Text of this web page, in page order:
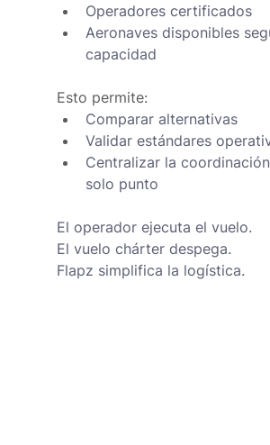
Operadores certificados
Aeronaves disponibles
capacidad
Esto permite:
Comparar alternativas
Validar estándares
Centralizar la
solo punto
El operador ejecuta el vuelo.
El vuelo chárter despega.
Flapz simplifica la logística.